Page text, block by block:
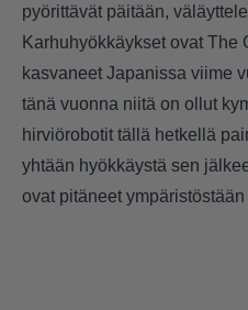
pyörittävät päitään,
Karhuhyökkäykset ovat The
kasvaneet Japanissa viime
tänä vuonna niitä on ollut
hirviörobotit tällä hetkellä
yhtään hyökkäystä sen
ovat pitäneet ympäristöstään